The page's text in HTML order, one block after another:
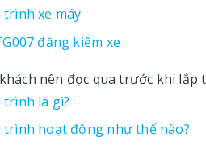
xe máy
đăng kiểm xe
nên đọc qua trước khi
là gì?
trình hoạt động như thế nào?